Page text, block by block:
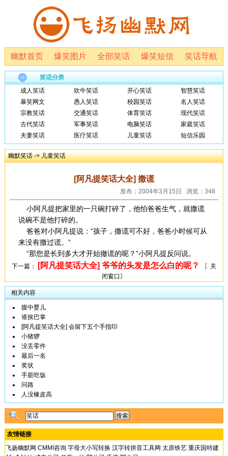
幽默首页 爆笑图片 全部笑话 爆笑短信 笑话导航
笑话分类
成人笑话
吹牛笑话 开心笑话
智慧笑话
暴笑网文
愚人笑话 校园笑话
名人笑话
宗教笑话
交通笑话 体育笑话
现代笑话
古代笑话
军事笑话 电脑笑话
家庭笑话
夫妻笑话
医疗笑话 儿童笑话 短信乐园
幽默笑话->儿童笑话
[阿凡提笑话大全] 撒谎
发布：2004年3月15日 浏览：348
小阿凡提把家里的一只碗打碎了，他怕爸爸生气，就撒谎
说碗不是他打碎的。
爸爸对小阿凡提说：“孩子，撒谎可不好，爸爸小时候可从
来没有撒过谎。”
“那您是长到多大才开始撤谎的呢？”小阿凡提反问说。
下一篇： [阿凡提笑话大全] 爷爷的头发是怎么白的呢？
〖关
闭窗口〗
相关内容
腹中婴儿
谁挨巴掌
[阿凡提笑话大全] 会留下五个手指印
小猪猡
没丢零件
最后一名
奖状
手脏吃饭
问路
人没橡皮高
友情链接
飞扬幽默网 CMMI咨询 字母大小写转换 汉字转拼音工具网 太原铁艺 重庆国特建